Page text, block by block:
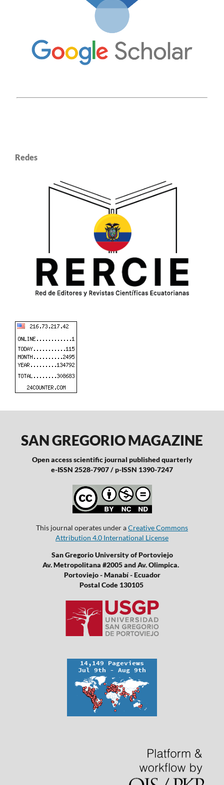
Redes
SAN GREGORIO MAGAZINE
Open access scientific journal published quarterly
e-ISSN 2528-7907 / p-ISSN 1390-7247
This journal operates under aCreative Commons
Attribution 4.0 International License
San Gregorio University of Portoviejo
Av. Metropolitana #2005 and Av. Olimpica.
Portoviejo - Manabí - Ecuador
Postal Code 130105